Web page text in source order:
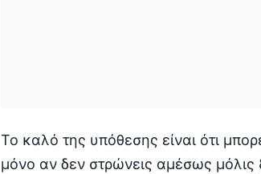
Το καλό της υπόθεσης είναι ότι
μόνο αν δεν στρώνεις αμέσως μόλις